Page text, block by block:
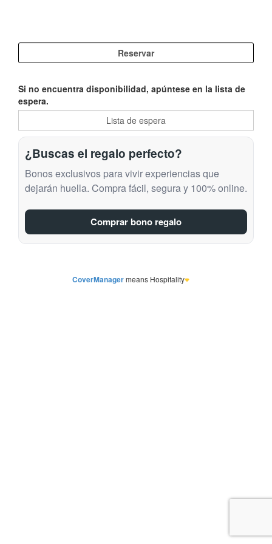
Si no encuentra disponibilidad, apúntese en la lista de
espera.
¿Buscas el regalo perfecto?
Bonos exclusivos para vivir experiencias que
dejarán huella. Compra fácil, segura y 100% online.
Comprar bono regalo
CoverManagermeans Hospitality